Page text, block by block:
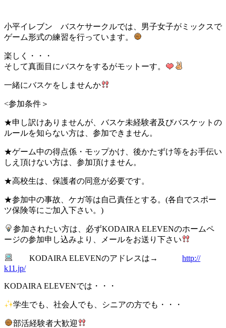
小平イレブン バスケサークルでは、男子女子がミックスで
ゲーム形式の練習を行っています。
楽しく・・・
そして真面目にバスケをするがモットーす。
一緒にバスケをしませんか
<参加条件＞
★申し訳けありませんが、バスケ未経験者及びバスケットの
ルールを知らない方は、参加できません。
★ゲーム中の得点係・モップかけ、後かたずけ等をお手伝い
しえ頂けない方は、参加頂けません。
★高校生は、保護者の同意が必要です。
★参加中の事故、ケガ等は自己責任とする。(各自でスポー
ツ保険等にご加入下さい。)
参加されたい方は、必ずKODAIRA ELEVENのホームペ
ージの参加申し込みより、メールをお送り下さい
KODAIRA ELEVENのアドレスは→http://
k11.jp/
KODAIRA ELEVENでは・・・
学生でも、社会人でも、シニアの方でも・・・
部活経験者大歓迎